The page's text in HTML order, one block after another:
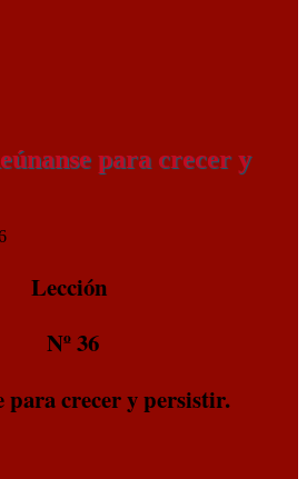
para crecer y
Lección
Nº 36
para crecer y persistir.